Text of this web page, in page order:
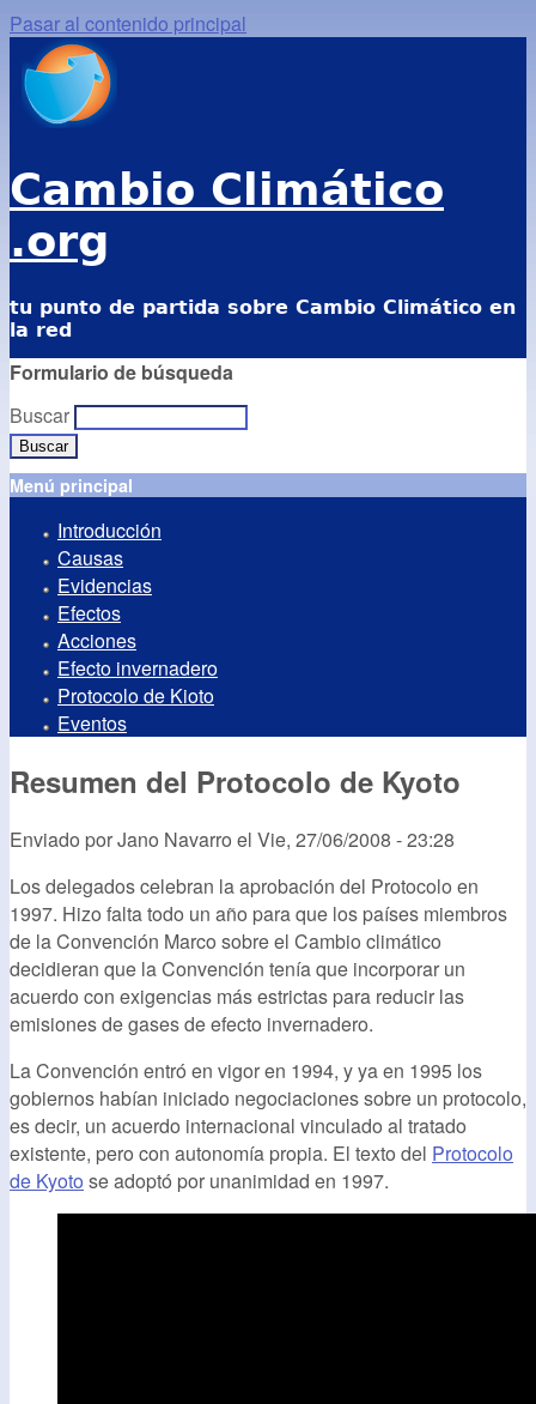
Pasar al contenido principal
Cambio Climático
.org
tu punto de partida sobre Cambio Climático en
la red
Formulario de búsqueda
Buscar
Menú principal
Introducción
Causas
Evidencias
Efectos
Acciones
Efecto invernadero
Protocolo de Kioto
Eventos
Resumen del Protocolo de Kyoto
Enviado porJano Navarro el Vie, 27/06/2008 - 23:28
Los delegados celebran la aprobación del Protocolo en
1997. Hizo falta todo un año para que los países miembros
de la Convención Marco sobre el Cambio climático
decidieran que la Convención tenía que incorporar un
acuerdo con exigencias más estrictas para reducir las
emisiones de gases de efecto invernadero.
La Convención entró en vigor en 1994, y ya en 1995 los
gobiernos habían iniciado negociaciones sobre un protocolo,
es decir, un acuerdo internacional vinculado al tratado
existente, pero con autonomía propia. El texto del Protocolo
de Kyoto se adoptó por unanimidad en 1997.